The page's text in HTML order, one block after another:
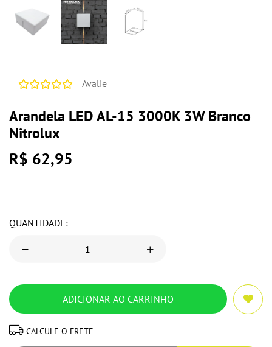
Avalie
Arandela LED AL-15 3000K 3W Branco
Nitrolux
R$ 62,95
QUANTIDADE:
CALCULE O FRETE